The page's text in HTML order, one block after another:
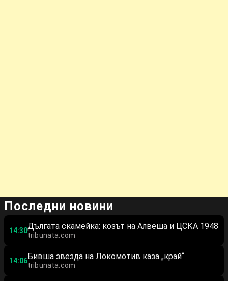
Последни новини
14:30Дългата скамейка: козът на Алвеша и ЦСКА 1948
tribunata.com
14:06Бивша звезда на Локомотив каза „край“
tribunata.com